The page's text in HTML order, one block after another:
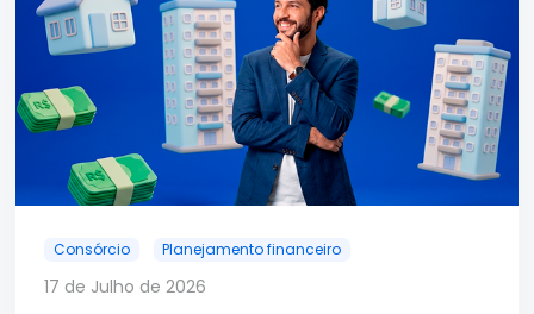
Consórcio Planejamento financeiro
17 de Julho de 2026